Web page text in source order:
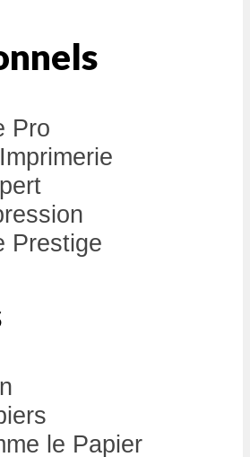
Pro
Prestige
le Papier